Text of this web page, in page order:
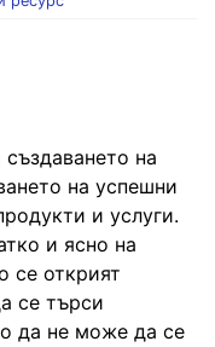
на
на успешни
и услуги.
и ясно на
се открият
се търси
да не може да се